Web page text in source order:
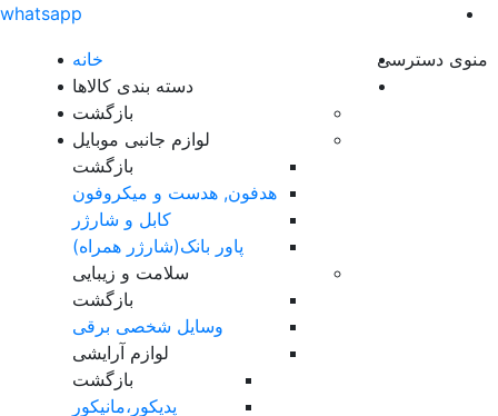
whatsapp
منوی دسترسی
خانه
دسته بندی کالاها
بازگشت
لوازم جانبی موبایل
بازگشت
هدفون, هدست و میکروفون
کابل و شارژر
پاور بانک(شارژر همراه)
سلامت و زیبایی
بازگشت
وسایل شخصی برقی
لوازم آرایشی
بازگشت
پدیکور،مانیکور